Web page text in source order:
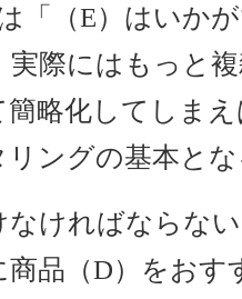
「（E）はいか
際にはもっと
簡略化してしま
ングの基本と
ければならな
商品（D）をお